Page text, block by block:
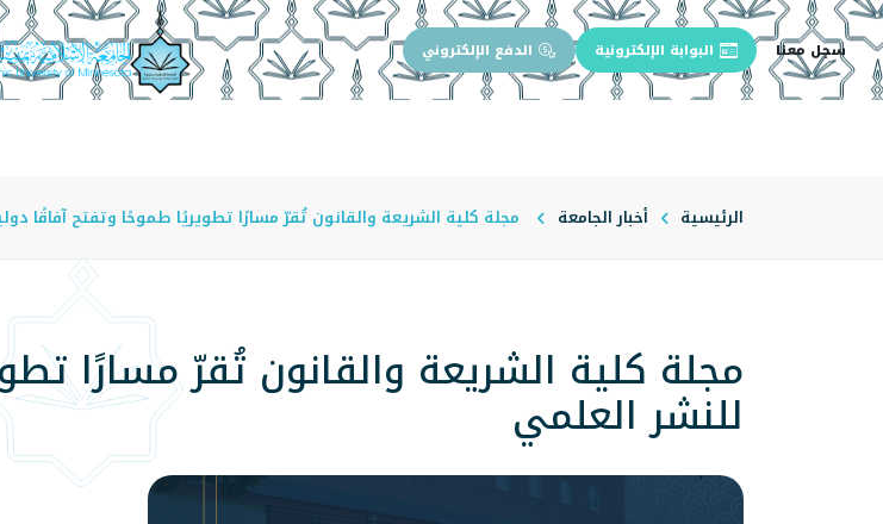
سجل معنا البوابة الإلكترونية الدفع الإلكتروني
الرئيسية أخبار الجامعة مجلة كلية الشريعة والقانون تُقرّ مسارًا تطويريًا طموحًا وتفتح آفاقًا
مجلة كلية الشريعة والقانون تُقرّ مسارًا
للنشر العلمي